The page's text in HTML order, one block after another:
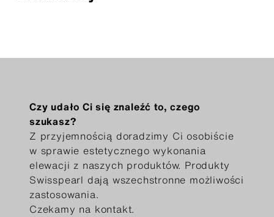
Czy udało Ci się znaleźć to, czego
szukasz?
Z przyjemnością doradzimy Ci osobiście
w sprawie estetycznego wykonania
elewacji z naszych produktów. Produkty
Swisspearl dają wszechstronne możliwości
zastosowania.
Czekamy na kontakt.